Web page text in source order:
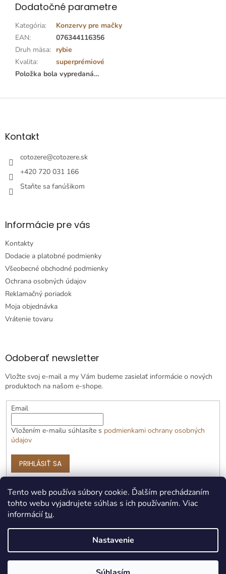
Tento web používa súbory cookie. Ďalším prechádzaním
tohto webu vyjadrujete súhlas s ich používaním. Viac
informáciítu.
Nastavenie
Dodatočné parametre
Kategória:
Konzervy pre mačky
EAN:
076344116356
Druh mäsa: rybie
Kvalita:
superprémiové
Položka bola vypredaná…
Z
äKontakt
cotozere@cotozere.sk
+420 720 031 166
Staňte sa fanúšikom
Informácie pre vás
Kontakty
Dodacie a platobné podmienky
Všeobecné obchodné podmienky
Ochrana osobných údajov
Reklamačný poriadok
Moja objednávka
Vrátenie tovaru
Odoberať newsletter
Vložte svoj e-mail a my Vám budeme zasielať informácie o nových
produktoch na našom e-shope.
Email
Vložením e-mailu súhlasíte s podmienkami ochrany osobných
údajov
PRIHLÁSIŤ SA
Vytvoril Shoptet Premium